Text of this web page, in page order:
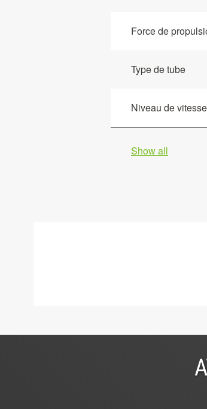
Force de
Type de tube
Niveau de vitesse
Show all